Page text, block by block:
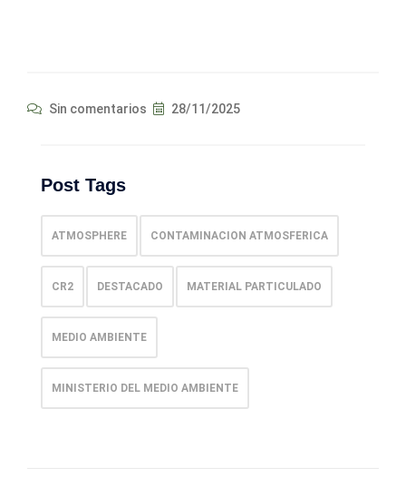
Sin comentarios 28/11/2025
Post Tags
ATMOSPHERE CONTAMINACION ATMOSFERICA
CR2 DESTACADO MATERIAL PARTICULADO
MEDIO AMBIENTE
MINISTERIO DEL MEDIO AMBIENTE